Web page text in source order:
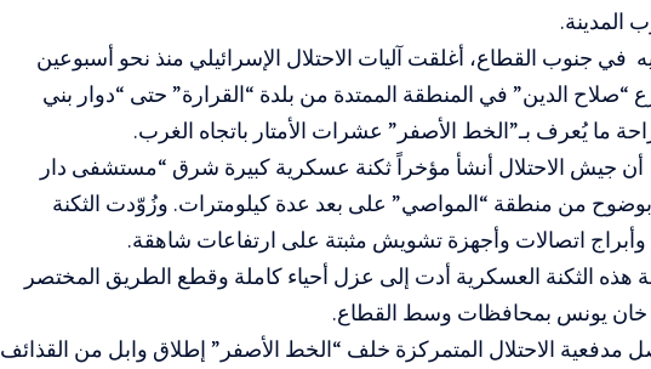
المدينة.
جنوب القطاع، أغلقت آليات الاحتلال الإسرائيلي منذ نحو أسبوعين
الدين” في المنطقة الممتدة من بلدة “القرارة” حتى “دوار بني
ما يُعرف بـ”الخط الأصفر” عشرات الأمتار باتجاه الغرب.
الاحتلال أنشأ مؤخراً ثكنة عسكرية كبيرة شرق “مستشفى دار
بوضوح من منطقة “المواصي” على بعد عدة كيلومترات. وزُوّدت الثكنة
اتصالات وأجهزة تشويش مثبتة على ارتفاعات شاهقة.
هذه الثكنة العسكرية أدت إلى عزل أحياء كاملة وقطع الطريق المختصر
خان يونس بمحافظات وسط القطاع.
مدفعية الاحتلال المتمركزة خلف “الخط الأصفر” إطلاق وابل من القذائف